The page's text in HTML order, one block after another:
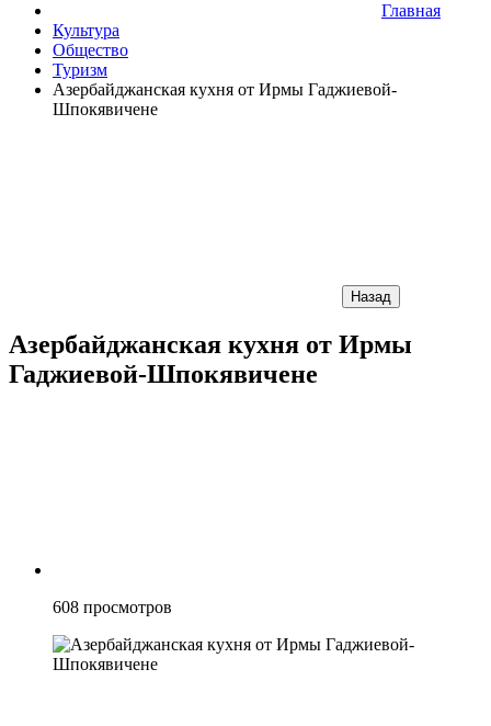
Главная
Культура
Общество
Туризм
Азербайджанская кухня от Ирмы Гаджиевой-
Шпокявичене
Назад
Азербайджанская кухня от Ирмы
Гаджиевой-Шпокявичене
608 просмотров